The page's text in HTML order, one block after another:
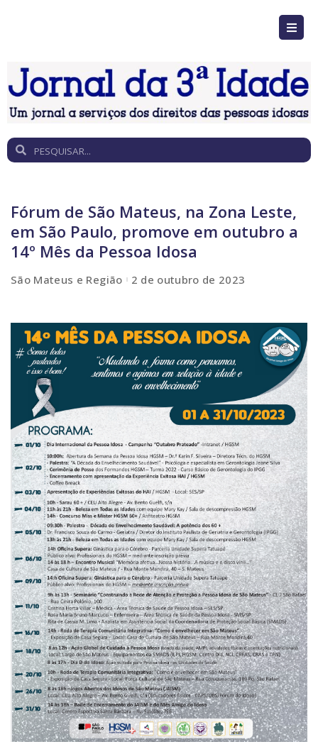
Fórum de São Mateus, na Zona Leste,
em São Paulo, promove em outubro a
14º Mês da Pessoa Idosa
São Mateus e Região 2 de outubro de 2023